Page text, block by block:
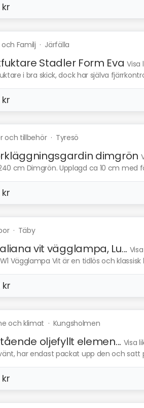
Familj · Järfälla
Stadler Form Eva Visa
i bra skick, dock har själva
och tillbehör· Tyresö
dimgrön
cm Dimgrön. Upplagd ca 10 cm med
· Täby
vit vägglampa, Lu...
Vägglampa Vit är en tidlös och
kr
och klimat · Kungsholmen
oljefyllt elemen... Visa
har endast packat upp den och satt